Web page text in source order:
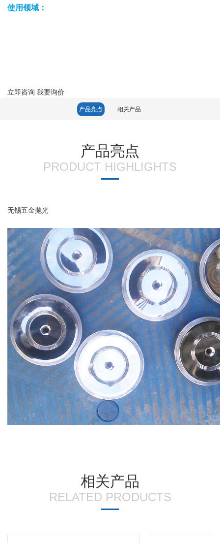
使用领域：
立即咨询 我要询价
产品亮点 相关产品
产品亮点
PRODUCT HIGHLIGHTS
无锡五金抛光
相关产品
RELATED PRODUCTS